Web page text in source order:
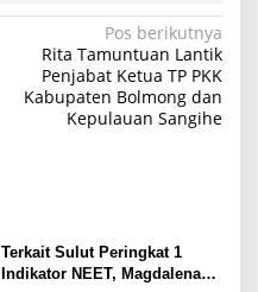
Pos berikutnya
Rita Tamuntuan Lantik
Penjabat Ketua TP PKK
Kabupaten Bolmong dan
Kepulauan Sangihe
Terkait Sulut Peringkat 1
Indikator NEET, Magdalena